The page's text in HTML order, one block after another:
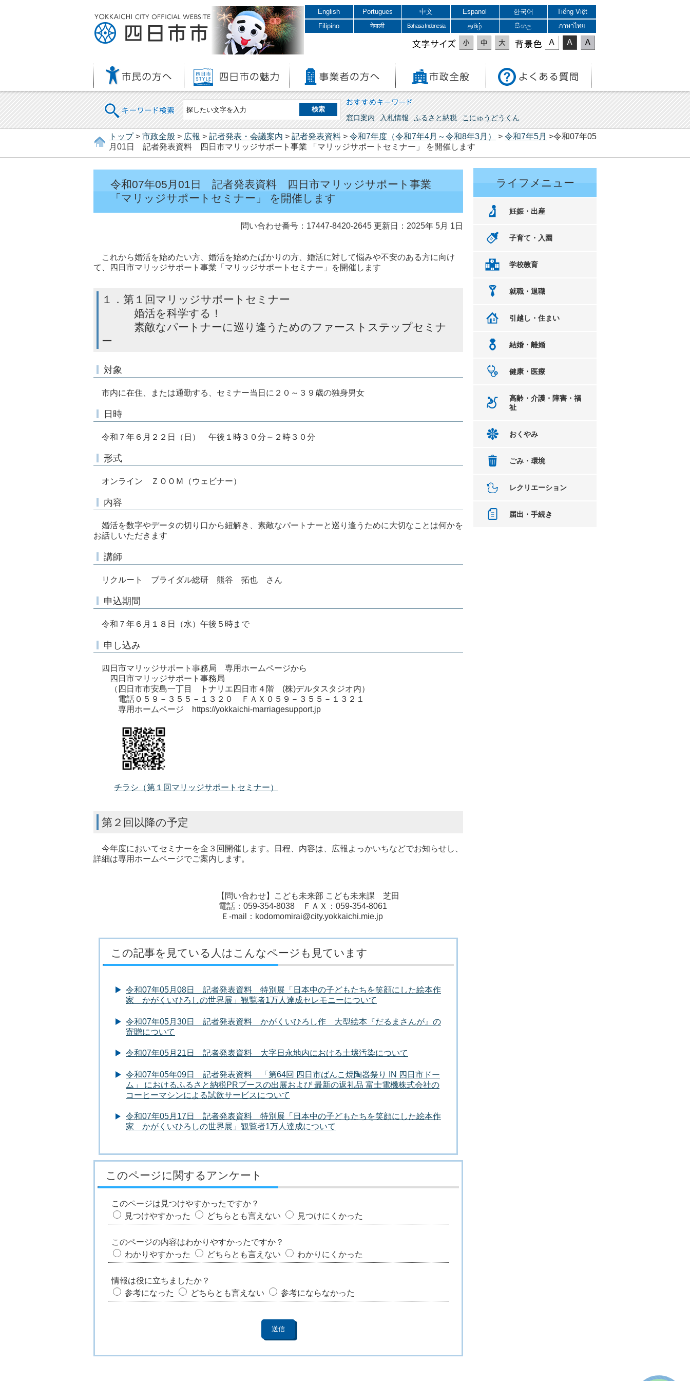
English Portugues 中文 Espanol 한국어
Tiếng Việt
Filipino
नेपाली Bahasa Indonesia தமிழ் සිංහල ภาษาไทย
文字サイズ 表示色
キーワード検索 おすすめキーワード
窓口案内 入札情報 ふるさと納税 こにゅうどうくん
トップ> 市政全般 > 広報 > 記者発表・会議案内 > 記者発表資料 > 令和7年度（令和7年4月～令和8年3月） > 令和7年5月 >令和07年05
月01日 記者発表資料 四日市マリッジサポート事業 「マリッジサポートセミナー」 を開催します
令和07年05月01日 記者発表資料 四日市マリッジサポート事業
「マリッジサポートセミナー」 を開催します
問い合わせ番号：17447-8420-2645 更新日：2025年 5月 1日
これから婚活を始めたい方、婚活を始めたばかりの方、婚活に対して悩みや不安のある方に向け
て、四日市マリッジサポート事業「マリッジサポートセミナー」を開催します
１．第１回マリッジサポートセミナー
婚活を科学する！
素敵なパートナーに巡り逢うためのファーストステップセミナ
ー
対象
市内に在住、または通勤する、セミナー当日に２０～３９歳の独身男女
日時
令和７年６月２２日（日） 午後１時３０分～２時３０分
形式
オンライン ＺＯＯＭ（ウェビナー）
内容
婚活を数字やデータの切り口から紐解き、素敵なパートナーと巡り逢うために大切なことは何かを
お話しいただきます
講師
リクルート ブライダル総研 熊谷 拓也 さん
申込期間
令和７年６月１８日（水）午後５時まで
申し込み
四日市マリッジサポート事務局 専用ホームページから
四日市マリッジサポート事務局
（四日市市安島一丁目 トナリエ四日市４階 (株)デルタスタジオ内）
電話０５９－３５５－１３２０ ＦＡＸ０５９－３５５－１３２１
専用ホームページ https://yokkaichi-marriagesupport.jp
チラシ（第１回マリッジサポートセミナー）
第２回以降の予定
今年度においてセミナーを全３回開催します。日程、内容は、広報よっかいちなどでお知らせし、
詳細は専用ホームページでご案内します。
【問い合わせ】こども未来部 こども未来課 芝田
電話：059-354-8038 ＦＡＸ：059-354-8061
Ｅ-mail：kodomomirai@city.yokkaichi.mie.jp
この記事を見ている人はこんなページも見ています
令和07年05月08日 記者発表資料 特別展「日本中の子どもたちを笑顔にした絵本作
家 かがくいひろしの世界展」観覧者1万人達成セレモニーについて
令和07年05月30日 記者発表資料 かがくいひろし作 大型絵本『だるまさんが』の
寄贈について
令和07年05月21日 記者発表資料 大字日永地内における土壌汚染について
令和07年05年09日 記者発表資料 「第64回 四日市ばんこ焼陶器祭り IN 四日市ドー
ム」 におけるふるさと納税PRブースの出展および 最新の返礼品 富士電機株式会社の
コーヒーマシンによる試飲サービスについて
令和07年05月17日 記者発表資料 特別展「日本中の子どもたちを笑顔にした絵本作
家 かがくいひろしの世界展」観覧者1万人達成について
このページに関するアンケート
このページは見つけやすかったですか？
見つけやすかった
どちらとも言えない 見つけにくかった
このページの内容はわかりやすかったですか？
わかりやすかった
どちらとも言えない わかりにくかった
情報は役に立ちましたか？
参考になった
どちらとも言えない 参考にならなかった
ライフメニュー
妊娠・出産
子育て・入園
学校教育
就職・退職
引越し・住まい
結婚・離婚
健康・医療
高齢・介護・障害・福
祉
おくやみ
ごみ・環境
レクリエーション
届出・手続き